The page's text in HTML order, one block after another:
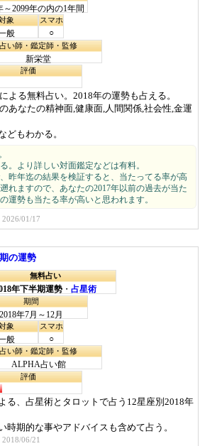
～2099年の内の1年間
象
般
スマホ
○
占い師・鑑定師・監修
新栄堂
評価
よる無料占い。2018年の運勢も占える。
あなたの精神面,健康面,人間関係,社会性,金運
どもわかる。
。より詳しい対面鑑定などは有料。
昨年迄の結果を検証すると、当たってる率が高
れますので、あなたの2017年以前の過去が当た
運勢も当たる率が高いと思われます。
2026/01/17
の運勢
無料占い
年下半期運勢 ・ 占星術
期間
2018年7月～12月
象
般
スマホ
○
占い師・鑑定師・監修
ALPHA占い館
評価
る、占星術とタロットで占う12星座別2018年
時期的な事やアドバイスも含めて占う。
06/21